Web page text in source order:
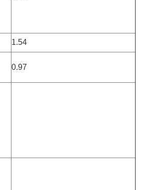
1.54
0.97